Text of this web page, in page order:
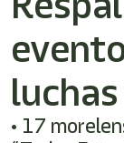
Este
directo
lector
de• 17